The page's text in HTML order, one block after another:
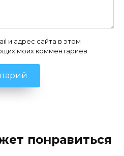
и адрес сайта в этом
моих комментариев.
понравиться